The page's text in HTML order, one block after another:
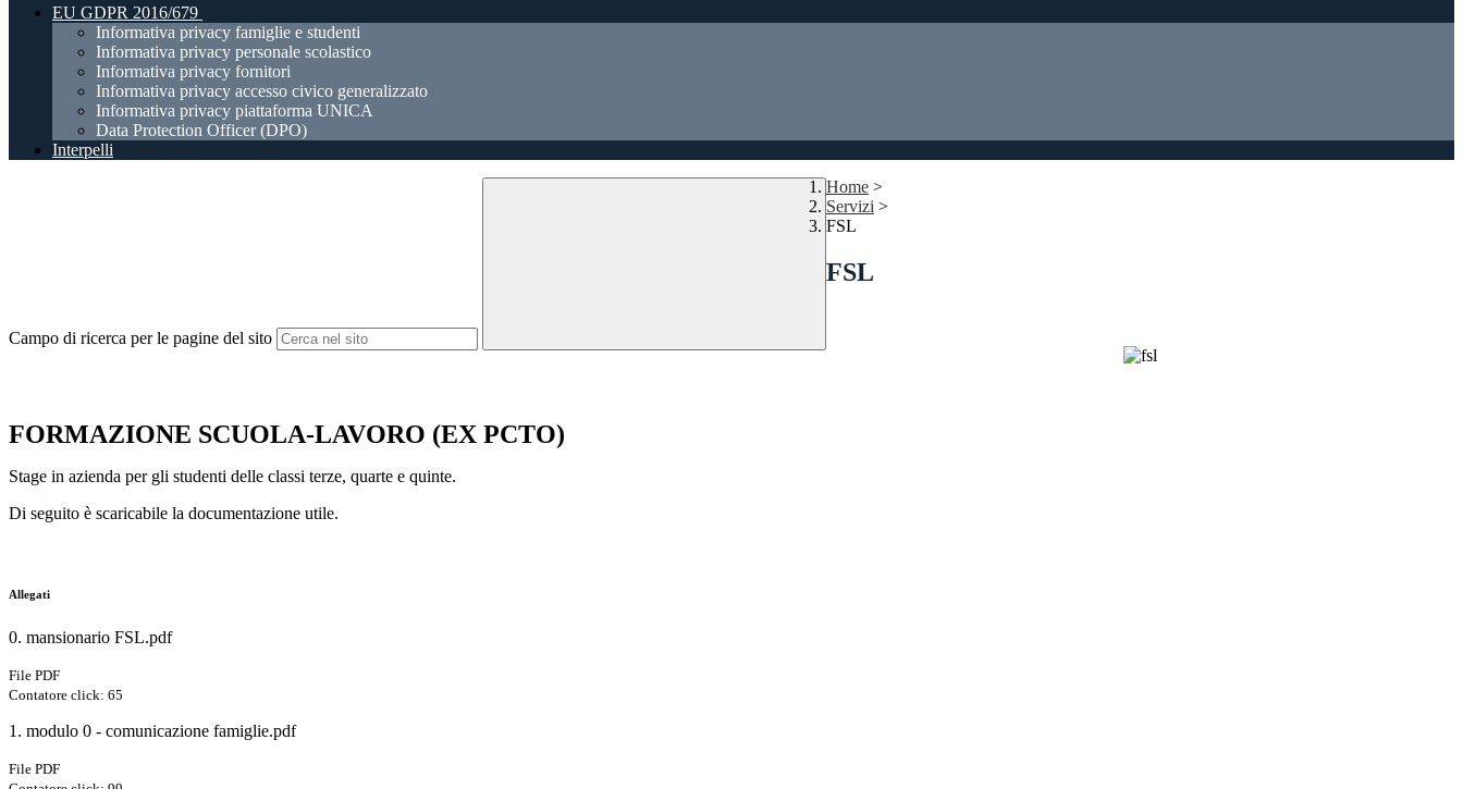
EU GDPR 2016/679
Informativa privacy famiglie e studenti
Informativa privacy personale scolastico
Informativa privacy fornitori
Informativa privacy accesso civico generalizzato
Informativa privacy piattaforma UNICA
Data Protection Officer (DPO)
Interpelli
Campo di ricerca per le pagine del sito
Home >
Servizi >
FSL
FSL
FORMAZIONE SCUOLA-LAVORO (EX PCTO)
Stage in azienda per gli studenti delle classi terze, quarte e quinte.
Di seguito è scaricabile la documentazione utile.
Allegati
0. mansionario FSL.pdf
File PDF
Contatore click: 65
1. modulo 0 - comunicazione famiglie.pdf
File PDF